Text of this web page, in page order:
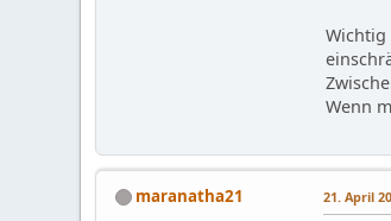
Wichtig
Wenn
maranatha21 21. April